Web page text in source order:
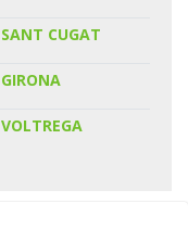
SANT CUGAT
GIRONA
VOLTREGA